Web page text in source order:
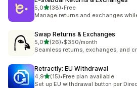
5,0z 5 hvězd
(38)
Celkový počet recenzí: 38
•Free
Manage returns and exchanges
Swap Returns & Exchanges
5,0z 5 hvězd
(26)
Celkový počet recenzí: 26
•$350/month
Seamless returns, exchanges, and
Retractly: EU Withdrawal
4,9z 5 hvězd
(15)
Celkový počet recenzí: 15
•Free plan available
Set up EU withdrawal button per